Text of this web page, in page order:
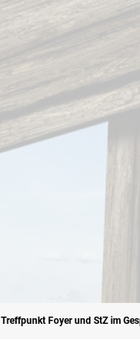
Treffpunkt Foyer und StZ im